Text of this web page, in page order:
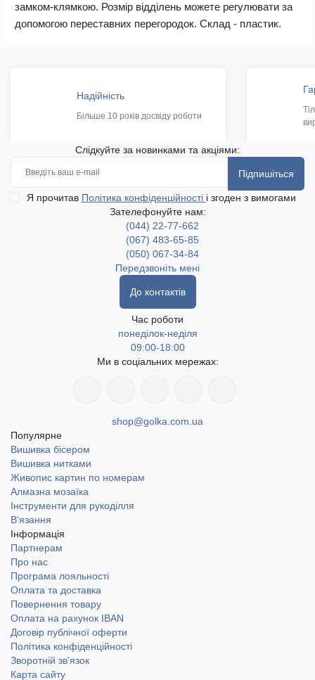
замком-клямкою. Розмір відділень можете регулювати за
допомогою переставних перегородок. Склад - пластик.
Надійність
Більше 10 років досвіду роботи
Слідкуйте за новинками та акціями:
Підпишіться
Я прочитав Політика конфіденційності і згоден з вимогами
Зателефонуйте нам:
(044) 22-77-662
(067) 483-65-85
(050) 067-34-84
Передзвоніть мені
До контактів
Час роботи
понеділок-неділя
09:00-18:00
Ми в соціальних мережах:
shop@golka.com.ua
Популярне
Вишивка бісером
Вишивка нитками
Живопис картин по номерам
Алмазна мозаїка
Інструменти для рукоділля
В'язання
Інформація
Партнерам
Про нас
Програма лояльності
Оплата та доставка
Повернення товару
Оплата на рахунок IBAN
Договір публічної оферти
Політика конфіденційності
Зворотній зв'язок
Карта сайту